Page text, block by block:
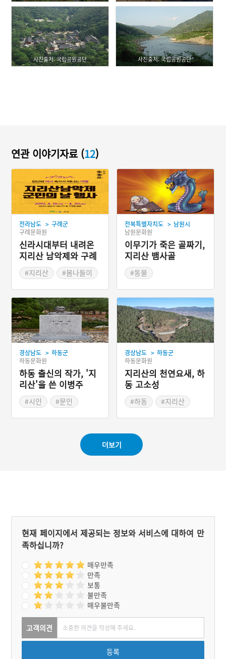
사진출처: 국립공원공단 사진출처: 국립공원공단
연관 이야기자료 (12)
전라남도 > 구례군
구례문화원
신라시대부터 내려온
지리산 남악제와 구례
군민의날 행사
#지리산
#봄나들이
전북특별자치도 > 남원시
남원문화원
이무기가 죽은 골짜기,
지리산 뱀사골
#동물
경상남도 > 하동군
하동문화원
하동 출신의 작가, '지
리산'을 쓴 이병주
#시인
#문인
경상남도 > 하동군
하동문화원
지리산의 천연요새, 하
동 고소성
#하동 #지리산
더보기
현재 페이지에서 제공되는 정보와 서비스에 대하여 만
족하십니까?
매우만족
만족
보통
불만족
매우불만족
고객의견
등록